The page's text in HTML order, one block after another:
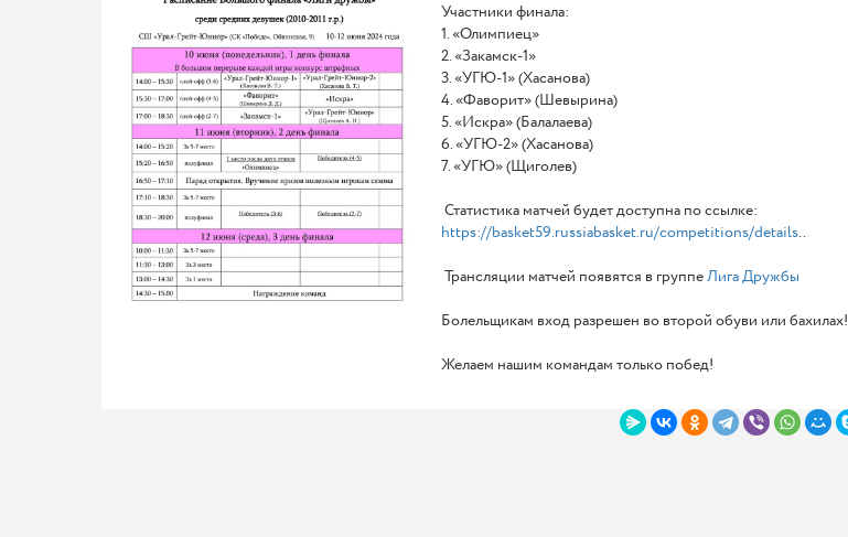
Участники финала:
1. «Олимпиец»
2. «Закамск-1»
3. «УГЮ-1» (Хасанова)
4. «Фаворит» (Шевырина)
5. «Искра» (Балалаева)
6. «УГЮ-2» (Хасанова)
7. «УГЮ» (Щиголев)
Статистика матчей будет доступна по ссылке:
https://basket59.russiabasket.ru/competitions/details..
Трансляции матчей появятся в группеЛига Дружбы
Болельщикам вход разрешен во второй обуви или бахилах!
Желаем нашим командам только побед!